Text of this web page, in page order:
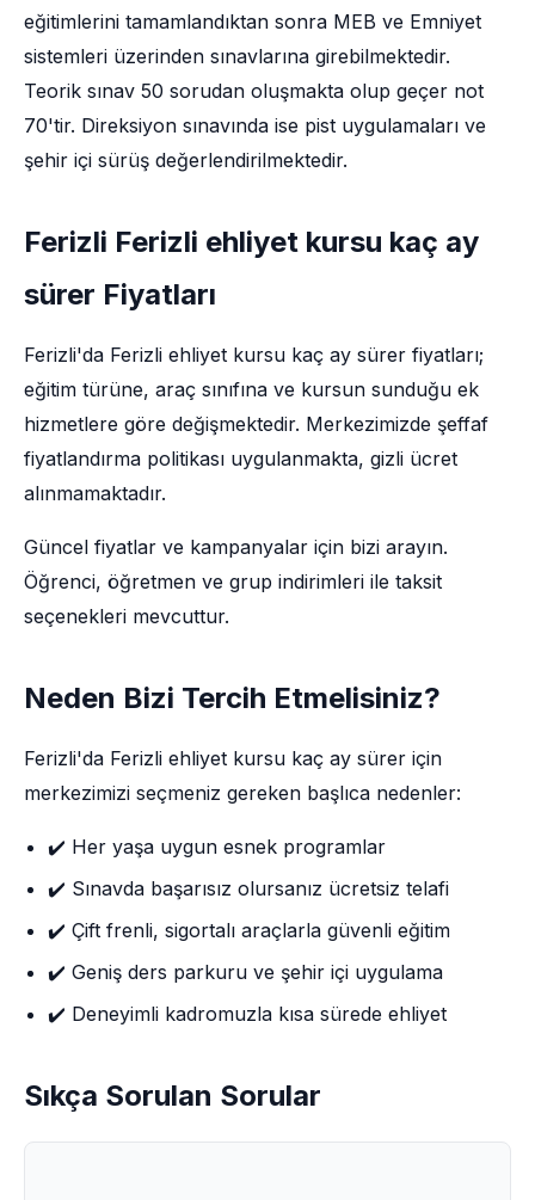
eğitimlerini tamamlandıktan sonra MEB ve Emniyet
sistemleri üzerinden sınavlarına girebilmektedir.
Teorik sınav 50 sorudan oluşmakta olup geçer not
70'tir. Direksiyon sınavında ise pist uygulamaları ve
şehir içi sürüş değerlendirilmektedir.
Ferizli Ferizli ehliyet kursu kaç ay
sürer Fiyatları
Ferizli'da Ferizli ehliyet kursu kaç ay sürer fiyatları;
eğitim türüne, araç sınıfına ve kursun sunduğu ek
hizmetlere göre değişmektedir. Merkezimizde şeffaf
fiyatlandırma politikası uygulanmakta, gizli ücret
alınmamaktadır.
Güncel fiyatlar ve kampanyalar için bizi arayın.
Öğrenci, öğretmen ve grup indirimleri ile taksit
seçenekleri mevcuttur.
Neden Bizi Tercih Etmelisiniz?
Ferizli'da Ferizli ehliyet kursu kaç ay sürer için
merkezimizi seçmeniz gereken başlıca nedenler:
✔️ Her yaşa uygun esnek programlar
✔️ Sınavda başarısız olursanız ücretsiz telafi
✔️ Çift frenli, sigortalı araçlarla güvenli eğitim
✔️ Geniş ders parkuru ve şehir içi uygulama
✔️ Deneyimli kadromuzla kısa sürede ehliyet
Sıkça Sorulan Sorular